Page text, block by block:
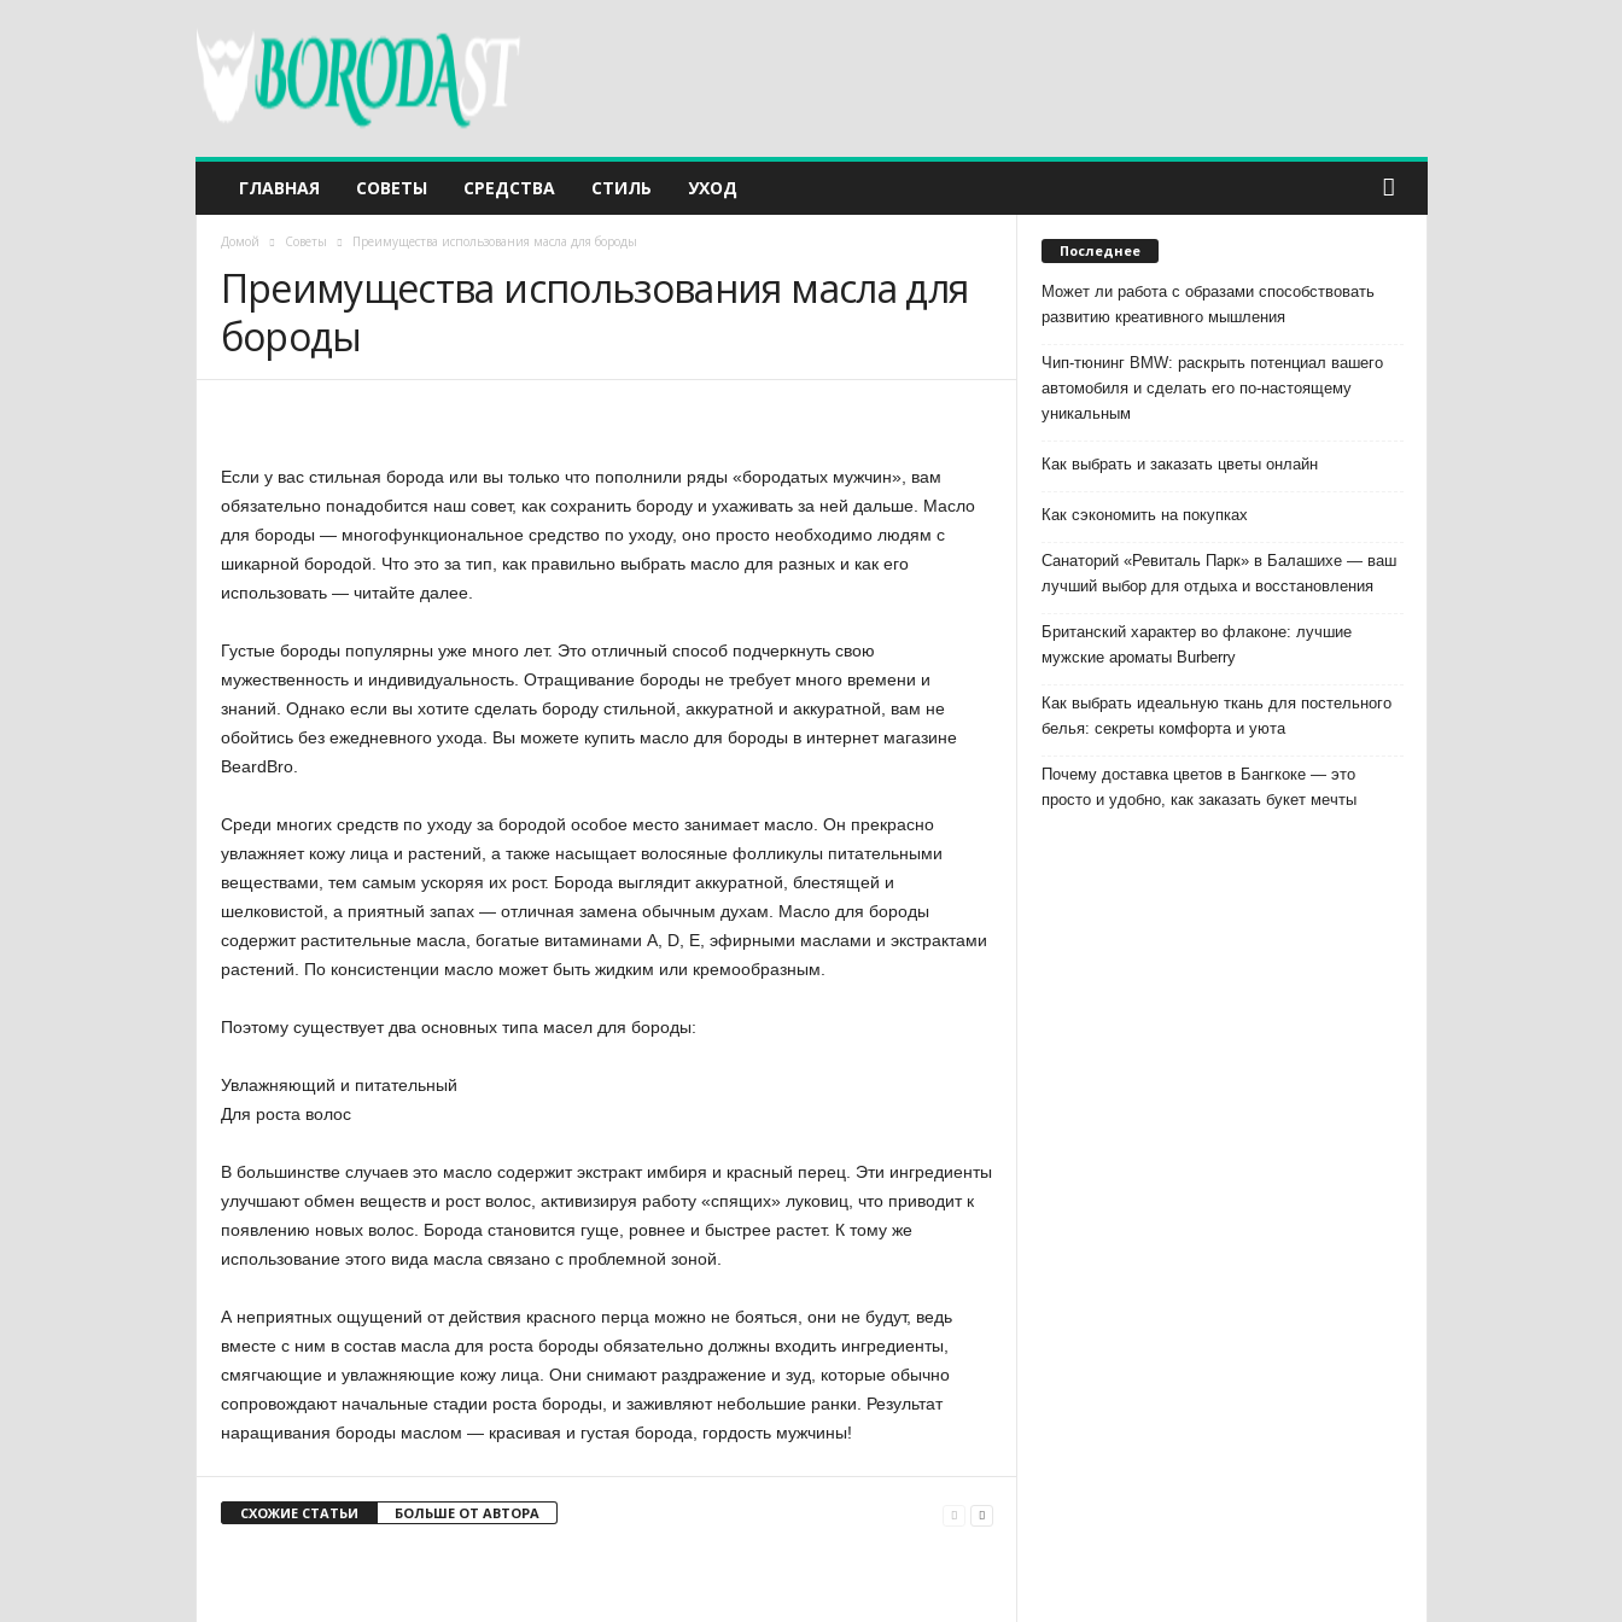
ГЛАВНАЯ СОВЕТЫ СРЕДСТВА СТИЛЬ УХОД
Домой Советы Преимущества использования масла для бороды
Преимущества использования масла для
бороды
Если у вас стильная борода или вы только что пополнили ряды «бородатых мужчин», вам
обязательно понадобится наш совет, как сохранить бороду и ухаживать за ней дальше. Масло
для бороды — многофункциональное средство по уходу, оно просто необходимо людям с
шикарной бородой. Что это за тип, как правильно выбрать масло для разных и как его
использовать — читайте далее.
Густые бороды популярны уже много лет. Это отличный способ подчеркнуть свою
мужественность и индивидуальность. Отращивание бороды не требует много времени и
знаний. Однако если вы хотите сделать бороду стильной, аккуратной и аккуратной, вам не
обойтись без ежедневного ухода. Вы можете купить масло для бороды в интернет магазине
BeardBro.
Среди многих средств по уходу за бородой особое место занимает масло. Он прекрасно
увлажняет кожу лица и растений, а также насыщает волосяные фолликулы питательными
веществами, тем самым ускоряя их рост. Борода выглядит аккуратной, блестящей и
шелковистой, а приятный запах — отличная замена обычным духам. Масло для бороды
содержит растительные масла, богатые витаминами A, D, E, эфирными маслами и экстрактами
растений. По консистенции масло может быть жидким или кремообразным.
Поэтому существует два основных типа масел для бороды:
Увлажняющий и питательный
Для роста волос
В большинстве случаев это масло содержит экстракт имбиря и красный перец. Эти ингредиенты
улучшают обмен веществ и рост волос, активизируя работу «спящих» луковиц, что приводит к
появлению новых волос. Борода становится гуще, ровнее и быстрее растет. К тому же
использование этого вида масла связано с проблемной зоной.
А неприятных ощущений от действия красного перца можно не бояться, они не будут, ведь
вместе с ним в состав масла для роста бороды обязательно должны входить ингредиенты,
смягчающие и увлажняющие кожу лица. Они снимают раздражение и зуд, которые обычно
сопровождают начальные стадии роста бороды, и заживляют небольшие ранки. Результат
наращивания бороды маслом — красивая и густая борода, гордость мужчины!
СХОЖИЕ СТАТЬИ БОЛЬШЕ ОТ АВТОРА
Последнее
Может ли работа с образами способствовать
развитию креативного мышления
Чип-тюнинг BMW: раскрыть потенциал вашего
автомобиля и сделать его по-настоящему
уникальным
Как выбрать и заказать цветы онлайн
Как сэкономить на покупках
Санаторий «Ревиталь Парк» в Балашихе — ваш
лучший выбор для отдыха и восстановления
Британский характер во флаконе: лучшие
мужские ароматы Burberry
Как выбрать идеальную ткань для постельного
белья: секреты комфорта и уюта
Почему доставка цветов в Бангкоке — это
просто и удобно, как заказать букет мечты